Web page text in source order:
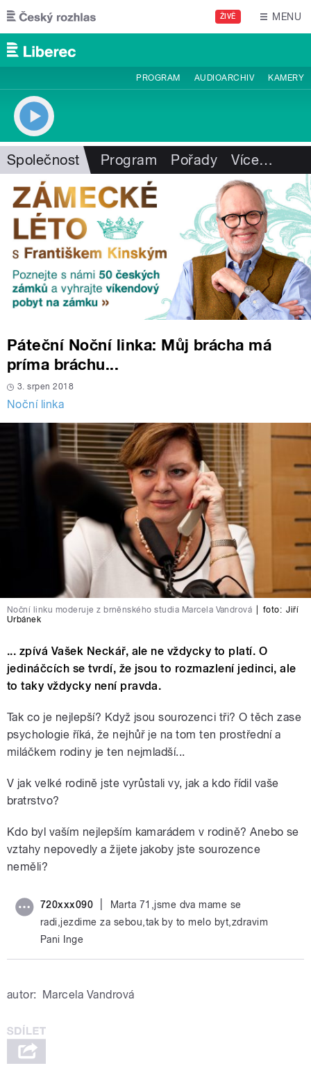
Přejít k hlavnímu obsahu
ŽIVĚ MENU
PROGRAM AUDIOARCHIV KAMERY
Společnost Program Pořady Více…
Páteční Noční linka: Můj brácha má
príma bráchu...
3. srpen 2018
Noční linka
Noční linku moderuje z brněnského studia Marcela Vandrová foto: Jiří
Urbánek
... zpívá Vašek Neckář, ale ne vždycky to platí. O
jedináčcích se tvrdí, že jsou to rozmazlení jedinci, ale
to taky vždycky není pravda.
Tak co je nejlepší? Když jsou sourozenci tři? O těch zase
psychologie říká, že nejhůř je na tom ten prostřední a
miláčkem rodiny je ten nejmladší...
V jak velké rodině jste vyrůstali vy, jak a kdo řídil vaše
bratrstvo?
Kdo byl vaším nejlepším kamarádem v rodině? Anebo se
vztahy nepovedly a žijete jakoby jste sourozence
neměli?
720xxx090
Marta 71,jsme dva mame se
radi,jezdime za sebou,tak by to melo byt,zdravim
Pani Inge
autor: Marcela Vandrová